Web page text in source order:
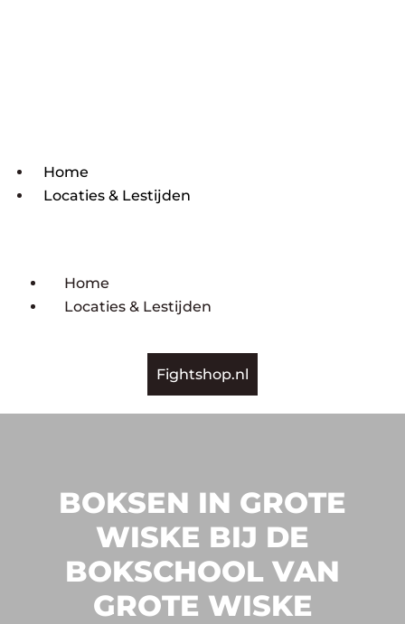
Home
Locaties & Lestijden
Home
Locaties & Lestijden
Fightshop.nl
BOKSEN IN GROTE
WISKE BIJ DE
BOKSCHOOL VAN
GROTE WISKE